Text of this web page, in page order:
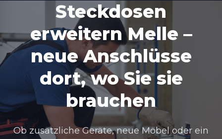
Steckdosen
erweitern Melle –
neue Anschlüsse
dort, wo Sie sie
brauchen
Ob zusätzliche Geräte, neue Möbel oder ein